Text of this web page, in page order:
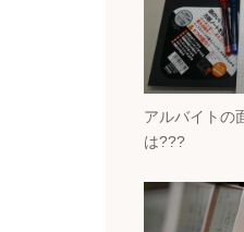
アルバイトの
は???